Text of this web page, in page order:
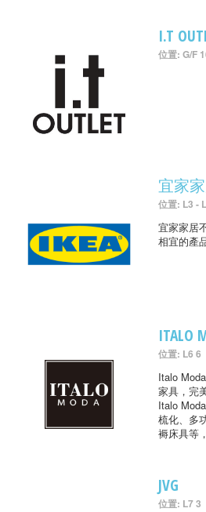
I.T
位置: G/F
宜家
位置: L3 -
宜家家居
相宜的產品
ITALO
位置: L6 6
Italo
家具，完
Italo
梳化、多
褥床具等，
JVG
位置: L7 3